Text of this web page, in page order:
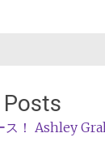
ス！ Ashley